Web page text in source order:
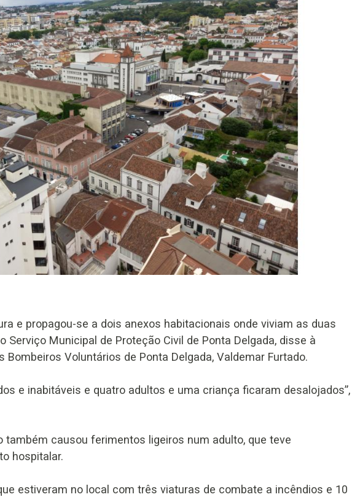
e propagou-se a dois anexos habitacionais onde viviam as duas
Serviço Municipal de Proteção Civil de Ponta Delgada, disse à
Voluntários de Ponta Delgada, Valdemar Furtado.
e inabitáveis e quatro adultos e uma criança ficaram desalojados”,
também causou ferimentos ligeiros num adulto, que teve
hospitalar.
estiveram no local com três viaturas de combate a incêndios e 10